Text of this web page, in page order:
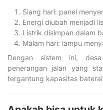
Siang hari: panel
Energi diubah menjadi
Listrik disimpan dalam
Malam hari: lampu
Dengan sistem ini,
penerangan jalan yang
tergantung kapasitas